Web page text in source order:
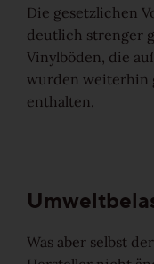
Unsere
Die gesetzlichen
deutlich strenger
Vinylböden, die
wurden weiterhin
enthalten.
Was aber selbst